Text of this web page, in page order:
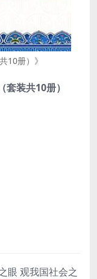
10册）》
装共10册）
眼 观我国社会之